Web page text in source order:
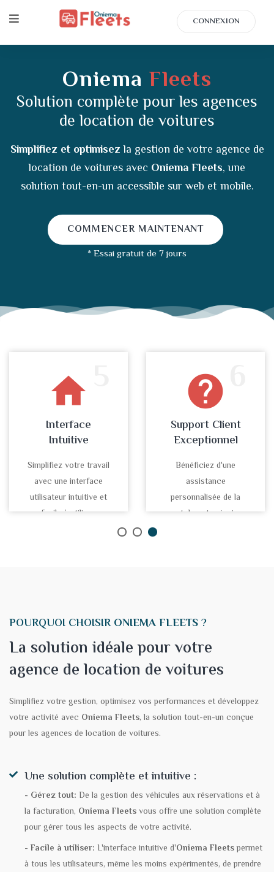
CONNEXION
Oniema Fleets
Solution complète pour les agences
de location de voitures
Simplifiez et optimisezla gestion de votre agence de
location de voitures avec Oniema Fleets, une
solution tout-en-un accessible sur web et mobile.
COMMENCER MAINTENANT
* Essai gratuit de 7 jours
home
Interface
Intuitive
Simplifiez votre travail
avec une interface
utilisateur intuitive et
facile à utiliser.
help
Support Client
Exceptionnel
Bénéficiez d'une
assistance
personnalisée de la
part de notre équipe
POURQUOI CHOISIRONIEMA FLEETS?
La solution idéale pour votre
agence de location de voitures
Simplifiez votre gestion, optimisez vos performances et développez
votre activité avec Oniema Fleets, la solution tout-en-un conçue
pour les agences de location de voitures.
Une solution complète et intuitive :
- Gérez tout: De la gestion des véhicules aux réservations et à
la facturation, Oniema Fleetsvous offre une solution complète
pour gérer tous les aspects de votre activité.
- Facile à utiliser: L'interface intuitive d'Oniema Fleetspermet
à tous les utilisateurs, même les moins expérimentés, de prendre